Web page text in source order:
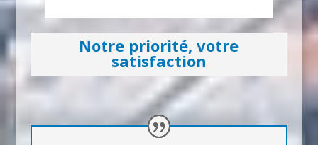
Notre priorité, votre
satisfaction